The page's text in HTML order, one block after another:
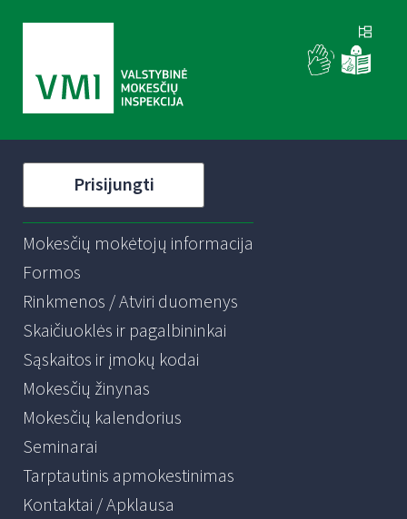
Prisijungti
Mokesčių mokėtojų informacija
Formos
Rinkmenos / Atviri duomenys
Skaičiuoklės ir pagalbininkai
Sąskaitos ir įmokų kodai
Mokesčių žinynas
Mokesčių kalendorius
Seminarai
Tarptautinis apmokestinimas
Kontaktai / Apklausa